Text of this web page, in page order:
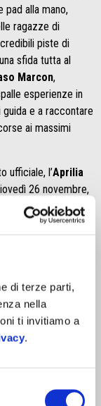
di terze parti,
nella
ti invitiamo a
.
alla mano,
ragazze di
piste di
sfida tutta al
Marcon,
esperienze in
e a raccontare
ai massimi
ufficiale, l’Aprilia
26 novembre,
event a cui ha
il proprio
grandi campioni del
del mondo
carne ed ossa e
e farlo con un
della vittoria, in
vincitore
di Aprilia